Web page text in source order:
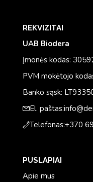
REKVIZITAI
UAB Biodera
Įmonės kodas:
PVM mokėtojo
Banko sąsk:
El. paštas:
Telefonas:+370
PUSLAPIAI
Apie mus